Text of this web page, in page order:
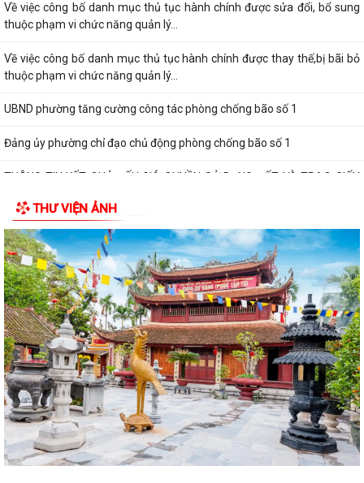
Về việc công bố danh mục thủ tục hành chính được sửa đổi, bổ sung
thuộc phạm vi chức năng quản lý...
Về việc công bố danh mục thủ tục hành chính được thay thế,bị bãi bỏ
thuộc phạm vi chức năng quản lý...
UBND phường tăng cường công tác phòng chống bão số 1
Đảng ủy phường chỉ đạo chủ động phòng chống bão số 1
THÔNG TIN KẾT QUẢ ĐẤU GIÁ QUYỀN SỬ DỤNG ĐẤT VÀ TRAO GIẤY
THÔNG BÁO Về việc công khai số điện thoại đường dây nóng và trang
thông tin tiếp nhận kiến nghị,...
ẤM ÁP CHƯƠNG TRÌNH THĂM, TẶNG QUÀ NHÂN KỶ NIỆM 25 NĂM
NGÀY GIA ĐÌNH VIỆT NAM (28/6/2001 – 28/6/2026)
HỘI CỰU CHIẾN BINH, HỘI LHPN PHƯỜNG HƯNG ĐẠO DỌN VỆ SINH
NGHĨA TRANG LIỆT SĨ
HỘI ĐỒNG NHÂN DÂN PHƯỜNG HƯNG ĐẠO TỔ CHỨC KỲ HỌP THỨ 2
(KỲ HỌP THƯỜNG LỆ GIỮA NĂM) NĂM 2026
Đảng ủy phường Hưng Đạo đạt nhiều kết quả tích cực trong 6 tháng
đầu năm 2026
THƯ VIỆN ẢNH